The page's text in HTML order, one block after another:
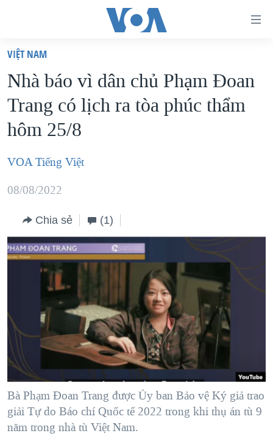
truy
cập
Tới
nội
chính
điều
hướng
chính
Đi
VIỆT NAM
HOA KỲ
BIỂN ĐÔNG
THẾ GIỚI
DIỄN ĐÀN
MỤC
TỰ DO BÁO CHÍ
VẠCH TRẦN TIN GIẢ
NGƯỜI VIỆT HẢI NGOẠI
ĐỜI SỐNG
KINH TẾ
KHOA HỌC
SỨC KHOẺ
VĂN HOÁ
THỂ THAO
CHUYÊN ĐỀ
CHIẾN TRANH THƯƠNG MẠI CỦA MỸ: QUÁ KHỨ VÀ HIỆN
HÀNH TRÌNH BẦU CỬ 2024
MỘT NĂM CHIẾN TRANH TẠI DẢI GAZA
GIẢI MÃ VÀNH ĐAI & CON ĐƯỜNG
NGÀY TỊ NẠN THẾ GIỚI
GROUND ZERO – XƯA VÀ NAY
CHI PHÍ CHIẾN TRANH AFGHANISTAN
HỌC TIẾNG ANH
MẠNG XÃ HỘI
Ngôn ngữ khác
VIỆT NAM
Nhà báo vì dân chủ Phạm Đoan
Trang có lịch ra tòa phúc thẩm
hôm 25/8
VOA Tiếng Việt
08/08/2022
Chia sẻ (1)
Bà Phạm Đoan Trang được Ủy ban Bảo vệ Ký giả trao
giải Tự do Báo chí Quốc tế 2022 trong khi thụ án tù 9
năm trong nhà tù Việt Nam.